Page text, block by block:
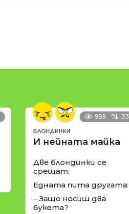
959 33
БЛОНДИНКИ
И нейната майка
Две блондинки се
срещат.
Едната пита другата:
– Защо носиш два
букета?